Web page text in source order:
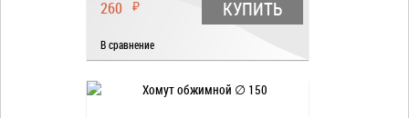
260 ₽ КУПИТЬ
В сравнение